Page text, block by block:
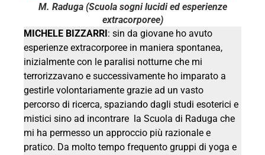
M. Raduga (Scuola sogni lucidi ed esperienze
extracorporee)
MICHELE BIZZARRI: sin da giovane ho avuto
esperienze extracorporee in maniera spontanea,
inizialmente con le paralisi notturne che mi
terrorizzavano e successivamente ho imparato a
gestirle volontariamente grazie ad un vasto
percorso di ricerca, spaziando dagli studi esoterici e
mistici sino ad incontrare la Scuola di Raduga che
mi ha permesso un approccio più razionale e
pratico. Da molto tempo frequento gruppi di yoga e